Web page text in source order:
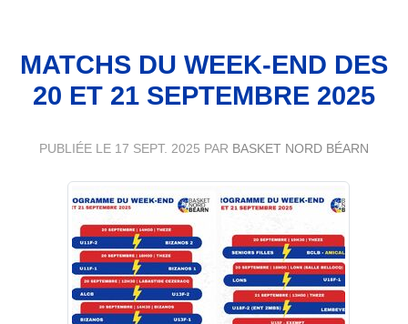
MATCHS DU WEEK-END DES
20 ET 21 SEPTEMBRE 2025
PUBLIÉE LE 17 SEPT. 2025 PAR BASKET NORD BÉARN